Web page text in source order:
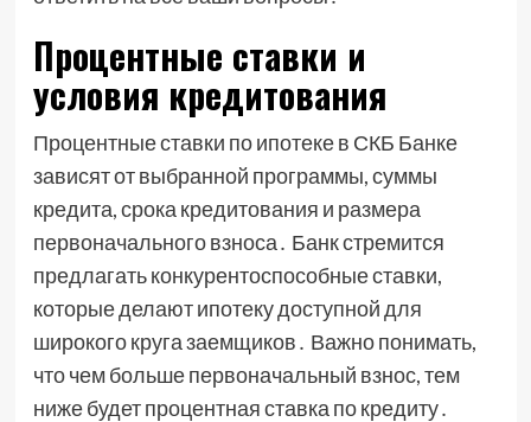
Процентные ставки и
условия кредитования
Процентные ставки по ипотеке в СКБ Банке
зависят от выбранной программы, суммы
кредита, срока кредитования и размера
первоначального взноса․ Банк стремится
предлагать конкурентоспособные ставки,
которые делают ипотеку доступной для
широкого круга заемщиков․ Важно понимать,
что чем больше первоначальный взнос, тем
ниже будет процентная ставка по кредиту․